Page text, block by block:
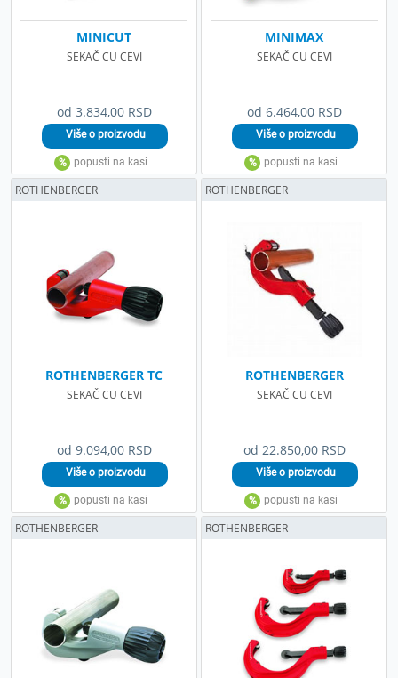
od 3.834,00 RSD
MINICUT
SEKAČ CU CEVI
od 6.464,00 RSD
MINIMAX
SEKAČ CU CEVI
od 9.094,00 RSD
ROTHENBERGER TC
SEKAČ CU CEVI
ROTHENBERGER
od 22.850,00 RSD
ROTHENBERGER
SEKAČ CU CEVI
ROTHENBERGER
ROTHENBERGER ROTHENBERGER